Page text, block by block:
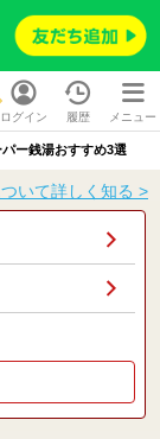
ログイン 履歴 メニュー
ー銭湯おすすめ3選
いて詳しく知る >